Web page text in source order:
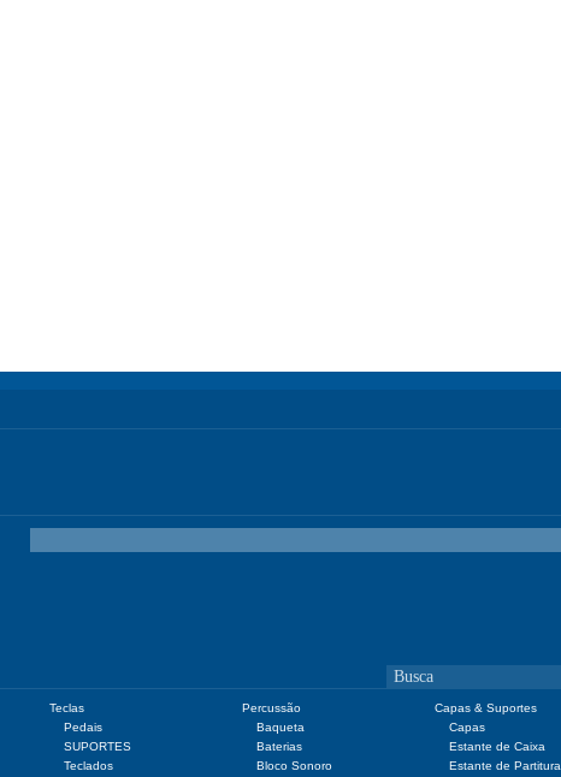
Teclas
Pedais
SUPORTES
Teclados
Percussão
Baqueta
Baterias
Bloco Sonoro
Capas & Suportes
Capas
Estante de Caixa
Estante de Partitura